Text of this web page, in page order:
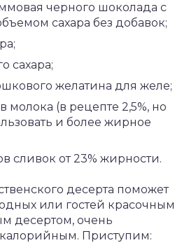
черного шоколада с
сахара без добавок;
сахара;
желатина для желе;
молока (в рецепте 2,5%, но
и более жирное
сливок от 23% жирности.
десерта поможет
или гостей красочным
десертом, очень
Приступим: